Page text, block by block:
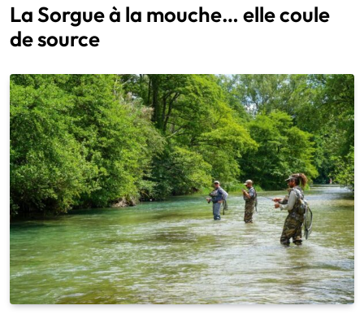
La Sorgue à la mouche… elle coule
de source